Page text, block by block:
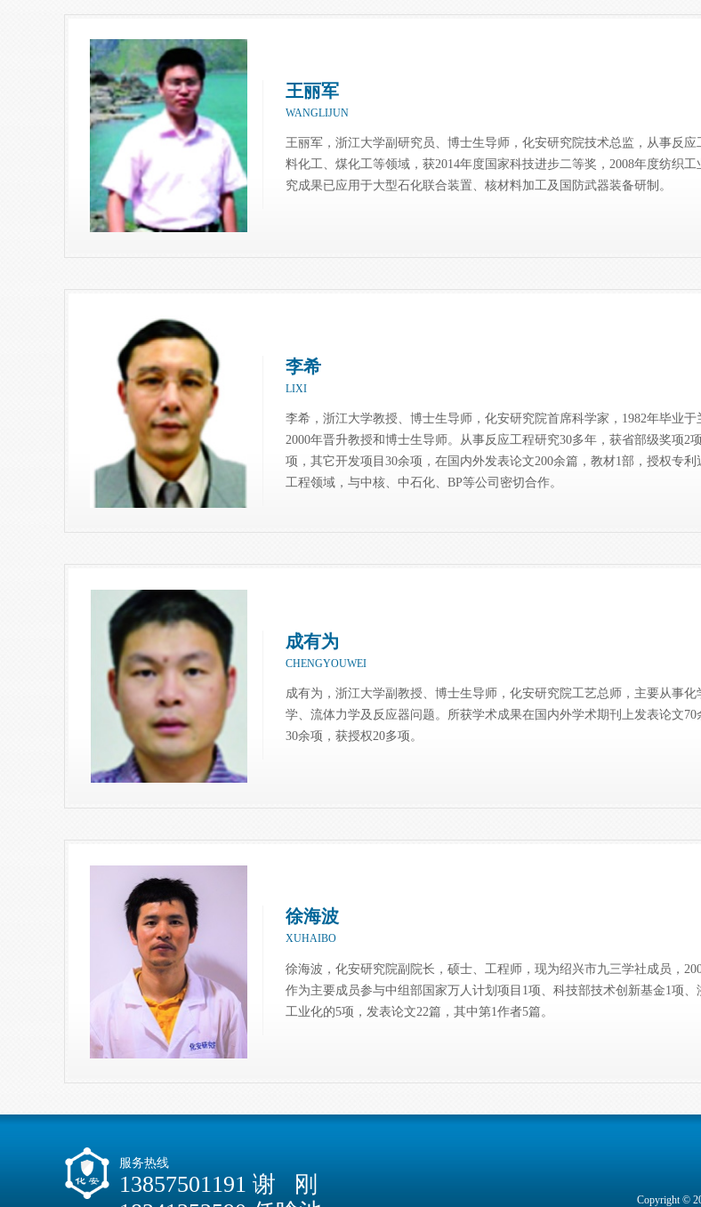
王丽军
WANGLIJUN
王丽军，浙江大学副研究员、博士生导师，化安研究院技术总监，从事反
料化工、煤化工等领域，获2014年度国家科技进步二等奖，2008年度纺织
究成果已应用于大型石化联合装置、核材料加工及国防武器装备研制。
李希
LIXI
李希，浙江大学教授、博士生导师，化安研究院首席科学家，1982年毕业
2000年晋升教授和博士生导师。从事反应工程研究30多年，获省部级奖项
项，其它开发项目30余项，在国内外发表论文200余篇，教材1部，授权专
工程领域，与中核、中石化、BP等公司密切合作。
成有为
CHENGYOUWEI
成有为，浙江大学副教授、博士生导师，化安研究院工艺总师，主要从事
学、流体力学及反应器问题。所获学术成果在国内外学术期刊上发表论文
30余项，获授权20多项。
徐海波
XUHAIBO
徐海波，化安研究院副院长，硕士、工程师，现为绍兴市九三学社成员，
作为主要成员参与中组部国家万人计划项目1项、科技部技术创新基金1项
工业化的5项，发表论文22篇，其中第1作者5篇。
服务热线
13857501191 谢 刚
Copyright ©